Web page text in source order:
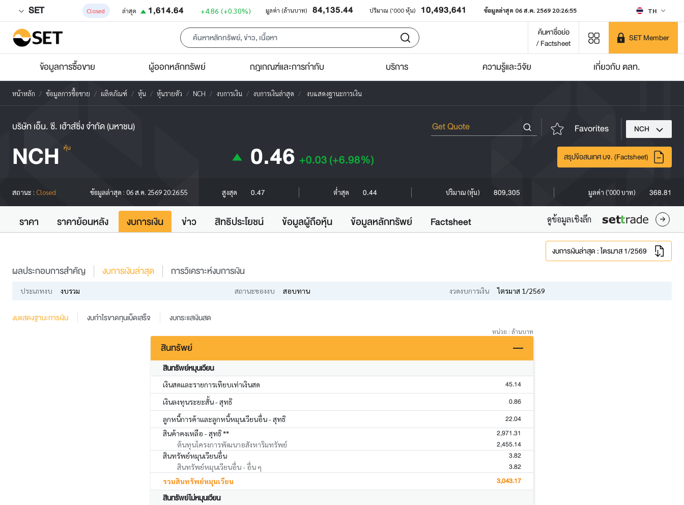
SET Closed ล่าสุด 1,614.64 +4.86 (+0.30%) มูลค่า (ล้านบาท) 84,135.44 ปริมาณ ('000 หุ้น) 10,493,641 ข้อมูลล่าสุด 06 ส.ค. 2569 20:26:55 TH
ค้นหาชื่อย่อ
/ Factsheet
SET Member
ข้อมูลการซื้อขาย ผู้ออกหลักทรัพย์ กฎเกณฑ์และการกำกับ บริการ ความรู้และวิจัย เกี่ยวกับ ตลท.
หน้าหลัก ข้อมูลการซื้อขาย ผลิตภัณฑ์ หุ้น หุ้นรายตัว NCH งบการเงิน งบการเงินล่าสุด งบแสดงฐานะการเงิน
บริษัท เอ็น. ซี. เฮ้าส์ซิ่ง จำกัด (มหาชน) Favorites NCH
NCH หุ้น 0.46 +0.03(+6.98%) สรุปข้อสนเทศ บจ. (Factsheet)
สถานะ : Closed ข้อมูลล่าสุด : 06 ส.ค. 2569 20:26:55 สูงสุด 0.47 ต่ำสุด 0.44 ปริมาณ (หุ้น) 809,305 มูลค่า ('000 บาท) 368.81
ราคา ราคาย้อนหลัง งบการเงิน ข่าว สิทธิประโยชน์ ข้อมูลผู้ถือหุ้น ข้อมูลหลักทรัพย์ Factsheet ดูข้อมูลเชิงลึก
งบการเงินล่าสุด : ไตรมาส 1/2569
ผลประกอบการสำคัญ งบการเงินล่าสุด การวิเคราะห์งบการเงิน
ประเภทงบ งบรวม สถานะของงบ สอบทาน งวดงบการเงิน ไตรมาส 1/2569
งบแสดงฐานะการเงิน งบกำไรขาดทุนเบ็ดเสร็จ งบกระแสเงินสด
หน่วย : ล้านบาท
สินทรัพย์
สินทรัพย์หมุนเวียน
เงินสดและรายการเทียบเท่าเงินสด 45.14
เงินลงทุนระยะสั้น - สุทธิ 0.86
ลูกหนี้การค้าและลูกหนี้หมุนเวียนอื่น - สุทธิ 22.04
สินค้าคงเหลือ - สุทธิ ** 2,971.31
ต้นทุนโครงการพัฒนาอสังหาริมทรัพย์ 2,455.14
สินทรัพย์หมุนเวียนอื่น 3.82
สินทรัพย์หมุนเวียนอื่น - อื่น ๆ 3.82
รวมสินทรัพย์หมุนเวียน 3,043.17
สินทรัพย์ไม่หมุนเวียน